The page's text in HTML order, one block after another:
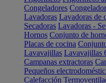
Congeladores
Lavadoras Lavadoras de
Secadoras Lavadoras -
Hornos Conjunto de
Placas de cocina
Lavavajillas Lavavajillas
Campanas extractoras
Pequeños
Calefacción